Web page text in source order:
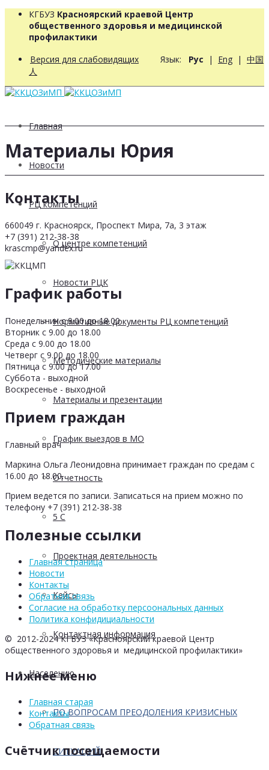
КГБУЗ Красноярский краевой Центр
общественного здоровья и медицинской
профилактики
Версия для слабовидящих Язык: Рус | Eng | 中国
人
Главная
Новости
РЦ компетенций
О центре компетенций
Новости РЦК
Нормативные документы РЦ компетенций
Методические материалы
Материалы и презентации
График выездов в МО
Отчетность
5 С
Проектная деятельность
Кейсы
Контактная информация
Населению
ПО ВОПРОСАМ ПРЕОДОЛЕНИЯ КРИЗИСНЫХ
СИТУАЦИЙ
Материалы Юрия
Контакты
660049 г. Красноярск, Проспект Мира, 7а, 3 этаж
+7 (391) 212-38-38
krascmp@yandex.ru
График работы
Понедельник с 9.00 до 18.00
Вторник с 9.00 до 18.00
Среда с 9.00 до 18.00
Четверг с 9.00 до 18.00
Пятница с 9.00 до 17.00
Суббота - выходной
Воскресенье - выходной
Прием граждан
Главный врач
Маркина Ольга Леонидовна принимает граждан по средам с
16.00 до 18.00.
Прием ведется по записи. Записаться на прием можно по
телефону +7 (391) 212-38-38
Полезные ссылки
Главная страница
Новости
Контакты
Обратная связь
Согласие на обработку персоональных данных
Политика конфидициальности
© 2012-2024 КГБУЗ «Красноярский краевой Центр
общественного здоровья и медицинской профилактики»
Нижнее меню
Главная старая
Контакты
Обратная связь
Счётчик посещаемости